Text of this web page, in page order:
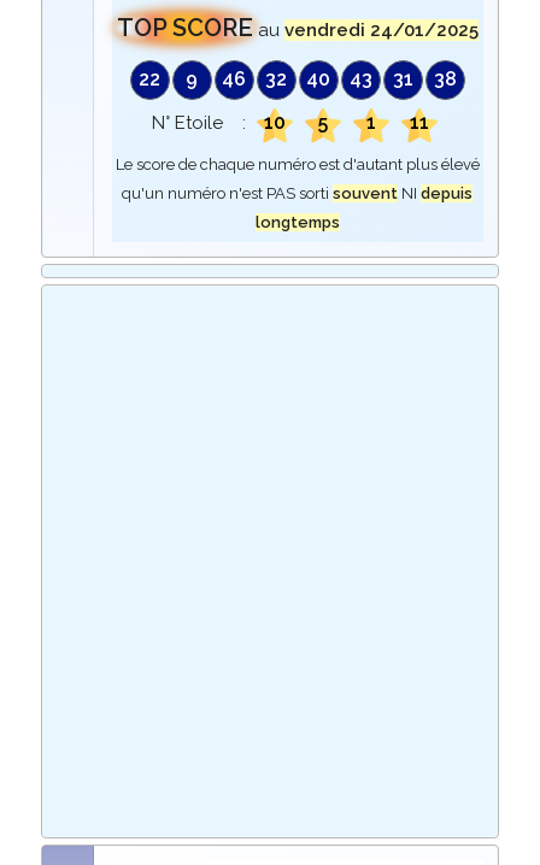
TOP SCORE au vendredi 24/01/2025
22 9 46 32 40 43 31 38
N° Etoile : 10 5 1 11
Le score de chaque numéro est d'autant plus élevé
qu'un numéro n'est PAS sortisouvent NIdepuis
longtemps